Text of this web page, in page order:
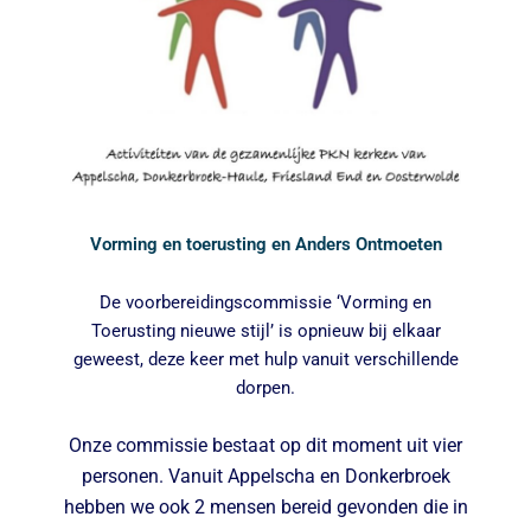
Vorming en toerusting en Anders Ontmoeten
De voorbereidingscommissie ‘Vorming en
Toerusting nieuwe stijl’ is opnieuw bij elkaar
geweest, deze keer met hulp vanuit verschillende
dorpen.
Onze commissie bestaat op dit moment uit vier
personen. Vanuit Appelscha en Donkerbroek
hebben we ook 2 mensen bereid gevonden die in